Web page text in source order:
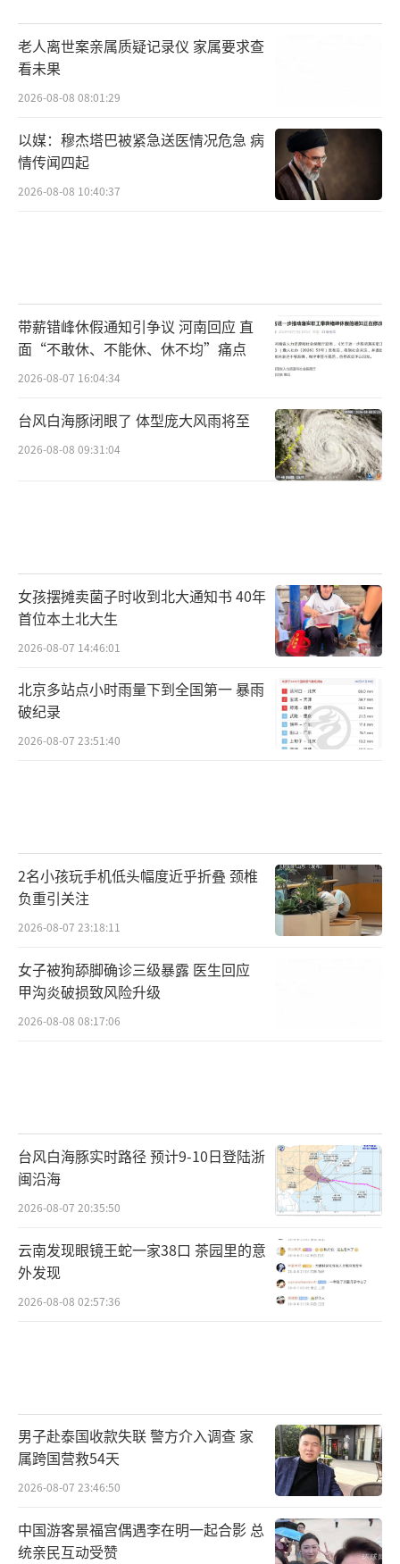
老人离世案亲属质疑记录仪 家属要求查
看未果
2026-08-08 08:01:29
以媒：穆杰塔巴被紧急送医情况危急 病
情传闻四起
2026-08-08 10:40:37
带薪错峰休假通知引争议 河南回应 直
面“不敢休、不能休、休不均”痛点
2026-08-07 16:04:34
台风白海豚闭眼了 体型庞大风雨将至
2026-08-08 09:31:04
女孩摆摊卖菌子时收到北大通知书 40年
首位本土北大生
2026-08-07 14:46:01
北京多站点小时雨量下到全国第一 暴雨
破纪录
2026-08-07 23:51:40
2名小孩玩手机低头幅度近乎折叠 颈椎
负重引关注
2026-08-07 23:18:11
女子被狗舔脚确诊三级暴露 医生回应
甲沟炎破损致风险升级
2026-08-08 08:17:06
台风白海豚实时路径 预计9-10日登陆浙
闽沿海
2026-08-07 20:35:50
云南发现眼镜王蛇一家38口 茶园里的意
外发现
2026-08-08 02:57:36
男子赴泰国收款失联 警方介入调查 家
属跨国营救54天
2026-08-07 23:46:50
中国游客景福宫偶遇李在明一起合影 总
统亲民互动受赞